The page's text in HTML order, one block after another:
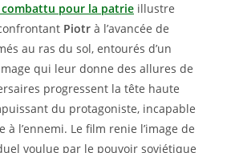
pour la patrie illustre
Piotr à l’avancée de
au ras du sol, entourés d’un
qui leur donne des allures de
progressent la tête haute
du protagoniste, incapable
l’ennemi. Le film renie l’image de
voulue par le pouvoir soviétique